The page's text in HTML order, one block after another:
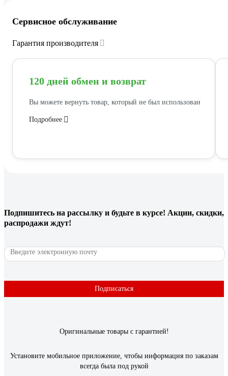
Сервисное обслуживание
Гарантия производителя
120 дней обмен и возврат
Вы можете вернуть товар, который не был использован
Подробнее
Подпишитесь на рассылку и будьте в курсе! Акции, скидки,
распродажи ждут!
Подписаться
Оригинальные товары с гарантией!
Установите мобильное приложение, чтобы информация по заказам
всегда была под рукой